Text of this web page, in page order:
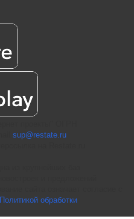
sup@restate.ru
Политикой обработки